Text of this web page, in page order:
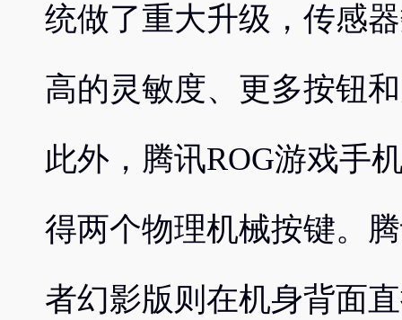
统做了重大升级，传感
高的灵敏度、更多按钮
此外，腾讯ROG游戏手
得两个物理机械按键。
者幻影版则在机身背面